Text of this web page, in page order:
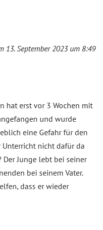
13. September 2023 um 8:49
hat erst vor 3 Wochen mit
und wurde
eine Gefahr für den
Unterricht nicht dafür da
Junge lebt bei seiner
bei seinem Vater.
dass er wieder